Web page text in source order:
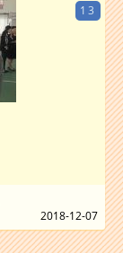
13
2018-12-07